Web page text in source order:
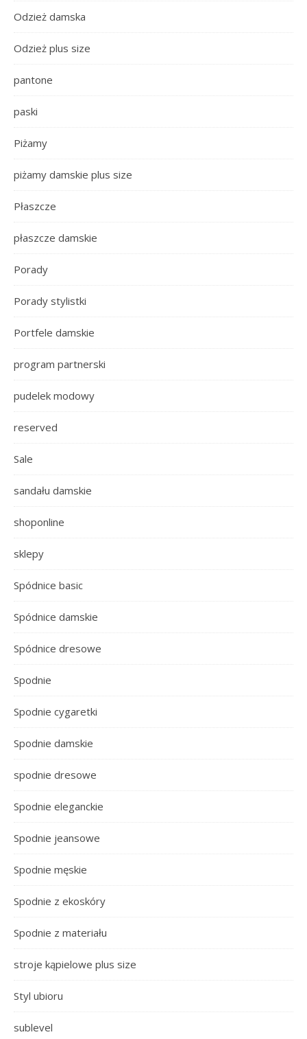
Odzież damska
Odzież plus size
pantone
paski
Piżamy
piżamy damskie plus size
Płaszcze
płaszcze damskie
Porady
Porady stylistki
Portfele damskie
program partnerski
pudelek modowy
reserved
Sale
sandału damskie
shoponline
sklepy
Spódnice basic
Spódnice damskie
Spódnice dresowe
Spodnie
Spodnie cygaretki
Spodnie damskie
spodnie dresowe
Spodnie eleganckie
Spodnie jeansowe
Spodnie męskie
Spodnie z ekoskóry
Spodnie z materiału
stroje kąpielowe plus size
Styl ubioru
sublevel